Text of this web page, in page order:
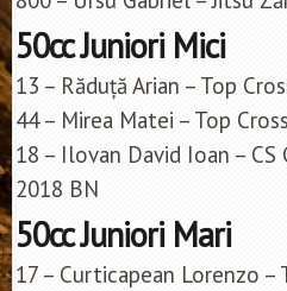
50cc Juniori Mici
13 – Răduță Arian – Top
44 – Mirea Matei – Top
18 – Ilovan David Ioan – CS
2018 BN
50cc Juniori Mari
17 – Curticapean Lorenzo –